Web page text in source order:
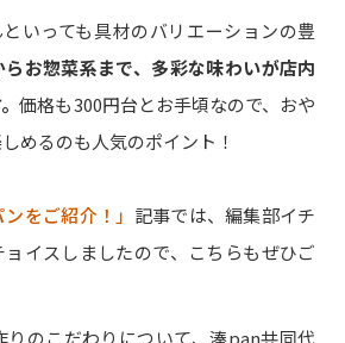
いっても具材のバリエーションの豊
お惣菜系まで、多彩な味わいが店内
価格も300円台とお手頃なので、おや
めるのも人気のポイント！
をご紹介！」 記事では、編集部イチ
イスしましたので、こちらもぜひご
のこだわりについて、湊pan共同代